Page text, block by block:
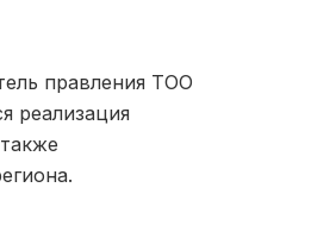
правления ТОО
реализация